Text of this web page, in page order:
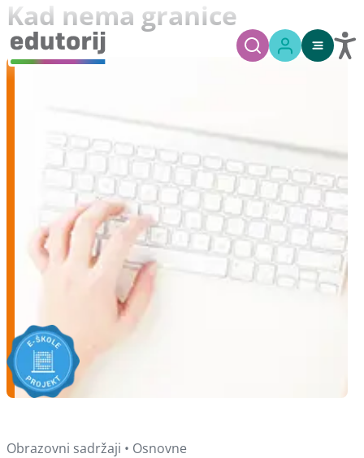
Kad nema granice
Obrazovni sadržaji • Osnovne